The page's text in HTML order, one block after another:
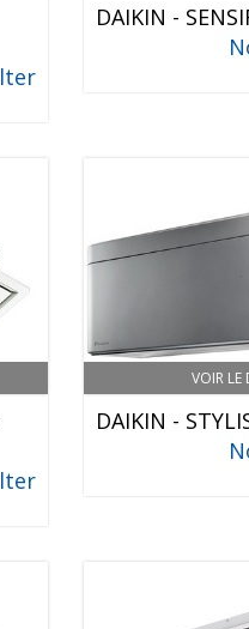
DAIKIN -
VOIR LE
DAIKIN -